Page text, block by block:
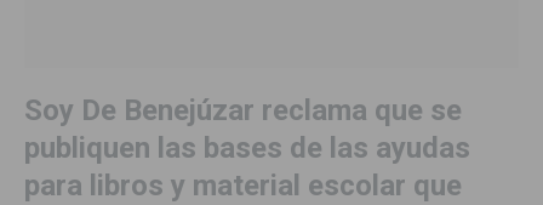
Soy De Benejúzar reclama que se
publiquen las bases de las ayudas
para libros y material escolar que